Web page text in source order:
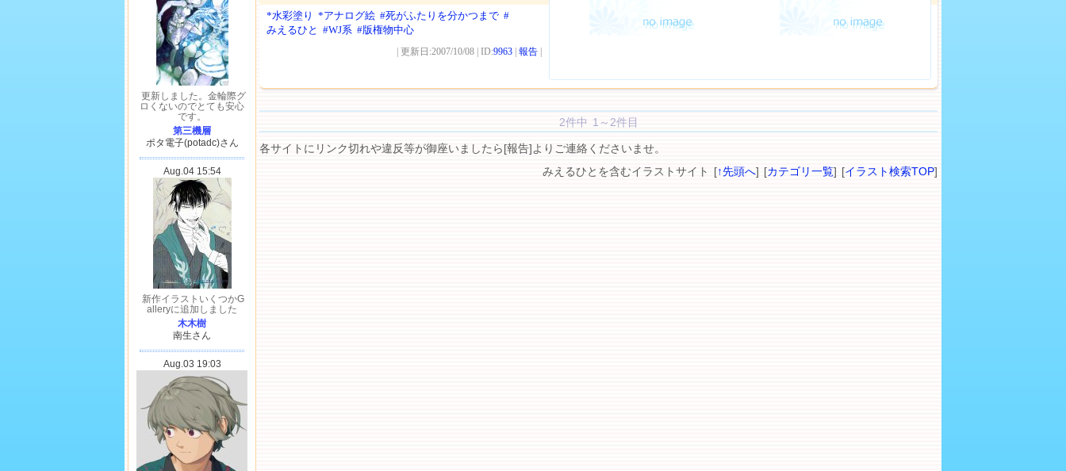
*水彩塗り *アナログ絵 #死がふたりを分かつまで #
みえるひと #WJ系 #版権物中心
| 更新日:2007/10/08 | ID:9963 報告
2件中 1～2件目
各サイトにリンク切れや違反等が御座いましたら[報告]よりご連絡くださいませ。
みえるひとを含むイラストサイト [↑先頭へ] [カテゴリ一覧] [イラスト検索TOP]